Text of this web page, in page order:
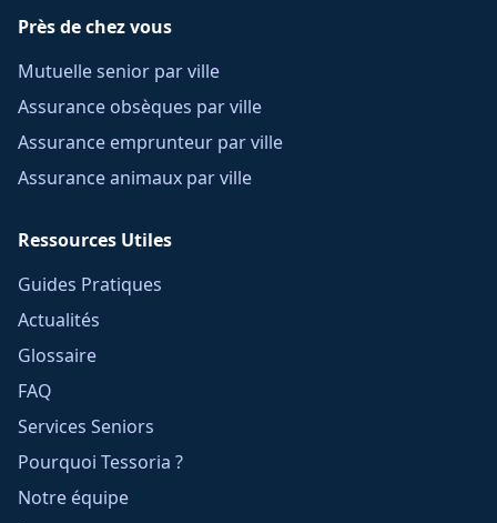
Près de chez vous
Mutuelle senior par ville
Assurance obsèques par ville
Assurance emprunteur par ville
Assurance animaux par ville
Ressources Utiles
Guides Pratiques
Actualités
Glossaire
FAQ
Services Seniors
Pourquoi Tessoria ?
Notre équipe